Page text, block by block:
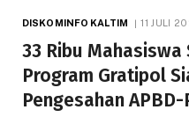
DISKOMINFO KALTIM 11 JULI
33 Ribu
Program Gratipol
Pengesahan APBD-